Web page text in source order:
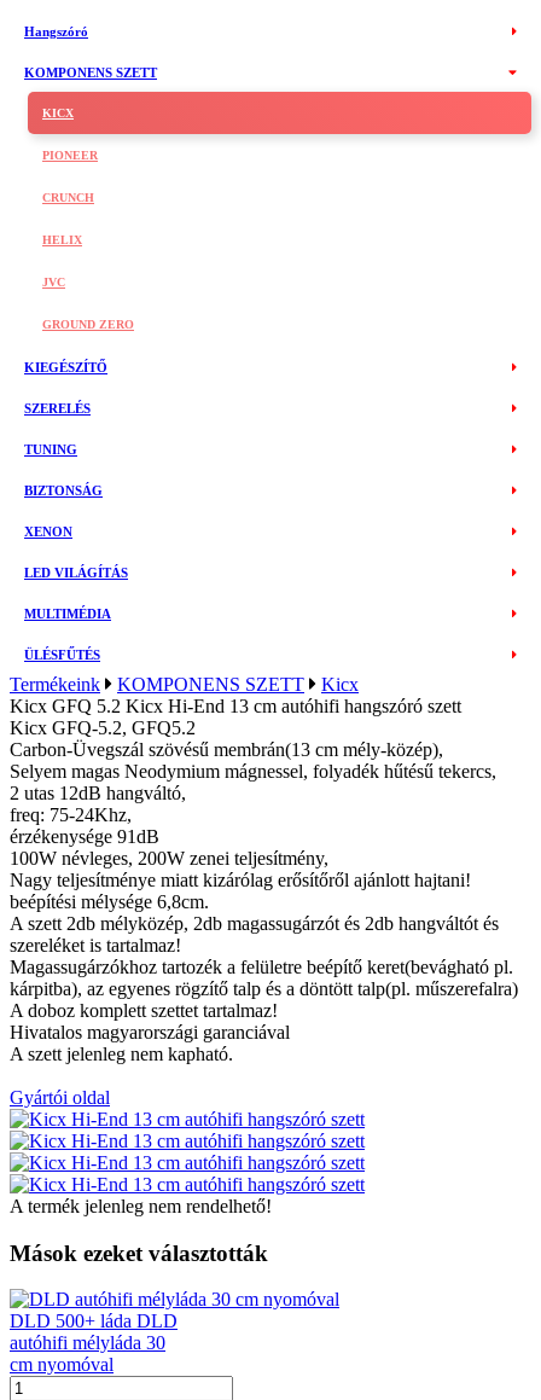
Hangszóró
KOMPONENS SZETT
KICX
PIONEER
CRUNCH
HELIX
JVC
GROUND ZERO
KIEGÉSZÍTŐ
SZERELÉS
TUNING
BIZTONSÁG
XENON
LED VILÁGÍTÁS
MULTIMÉDIA
ÜLÉSFŰTÉS
Termékeink KOMPONENS SZETT
Kicx
Kicx GFQ 5.2 Kicx Hi-End 13 cm autóhifi hangszóró szett
Kicx GFQ-5.2, GFQ5.2
Carbon-Üvegszál szövésű membrán(13 cm mély-közép),
Selyem magas Neodymium mágnessel, folyadék hűtésű tekercs,
2 utas 12dB hangváltó,
freq: 75-24Khz,
érzékenysége 91dB
100W névleges, 200W zenei teljesítmény,
Nagy teljesítménye miatt kizárólag erősítőről ajánlott hajtani!
beépítési mélysége 6,8cm.
A szett 2db mélyközép, 2db magassugárzót és 2db hangváltót és
szereléket is tartalmaz!
Magassugárzókhoz tartozék a felületre beépítő keret(bevágható pl.
kárpitba), az egyenes rögzítő talp és a döntött talp(pl. műszerefalra)
A doboz komplett szettet tartalmaz!
Hivatalos magyarországi garanciával
A szett jelenleg nem kapható.
Gyártói oldal
A termék jelenleg nem rendelhető!
Mások ezeket választották
DLD 500+ láda DLD
autóhifi mélyláda 30
cm nyomóval